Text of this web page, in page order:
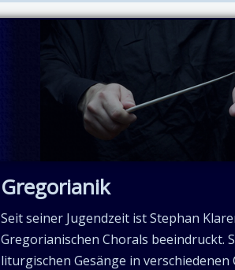
Gregorianik
Seit seiner Jugendzeit ist Stephan
Gregorianischen Chorals beeindruckt.
liturgischen Gesänge in verschiedenen